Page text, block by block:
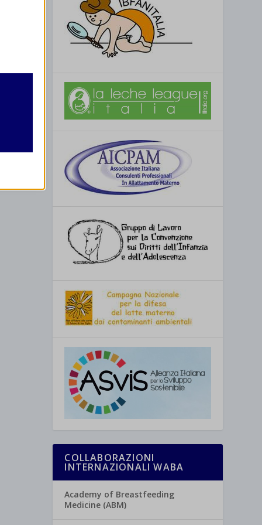
COLLABORAZIONI
INTERNAZIONALI WABA
Academy of Breastfeeding
Medicine (ABM)